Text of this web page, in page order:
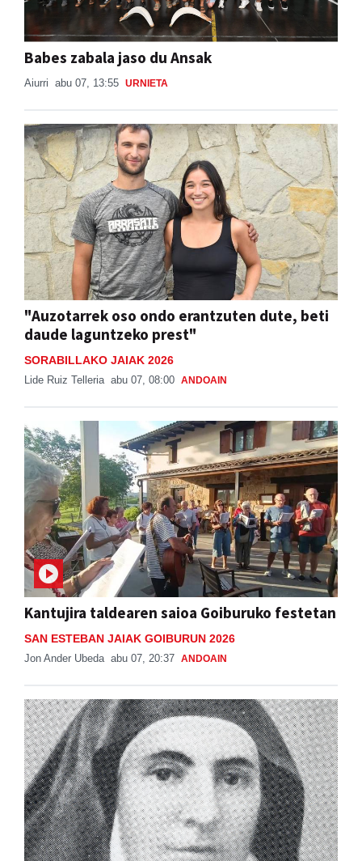
Babes zabala jaso du Ansak
Aiurri abu 07, 13:55 URNIETA
"Auzotarrek oso ondo erantzuten dute, beti
daude laguntzeko prest"
SORABILLAKO JAIAK 2026
Lide Ruiz Telleria abu 07, 08:00 ANDOAIN
Kantujira taldearen saioa Goiburuko festetan
SAN ESTEBAN JAIAK GOIBURUN 2026
Jon Ander Ubeda abu 07, 20:37 ANDOAIN